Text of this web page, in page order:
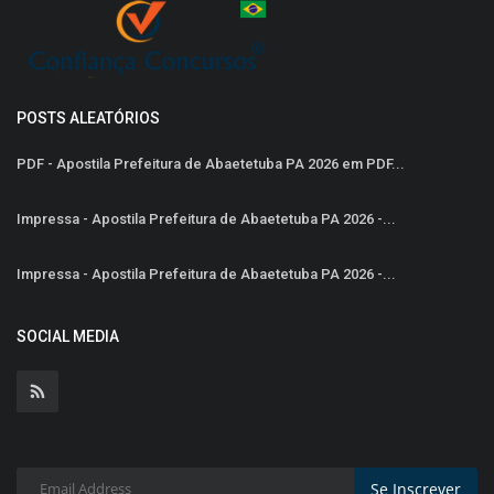
POSTS ALEATÓRIOS
PDF - Apostila Prefeitura de Abaetetuba PA 2026 em PDF...
Impressa - Apostila Prefeitura de Abaetetuba PA 2026 -...
Impressa - Apostila Prefeitura de Abaetetuba PA 2026 -...
SOCIAL MEDIA
Se Inscrever